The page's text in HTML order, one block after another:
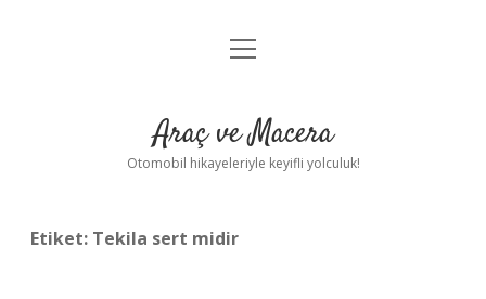
Anasayfa
Yasal Uyarı
menüyü
Araç ve Macera
Otomobil hikayeleriyle keyifli yolculuk!
Etiket: Tekila sert midir